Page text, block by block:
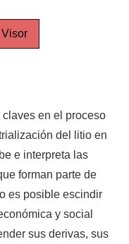
Visor
en el proceso
del litio en
e interpreta las
forman parte de
es posible escindir
y social
sus derivas, sus